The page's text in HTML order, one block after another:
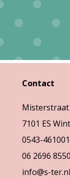
Contact
Misterstraat
7101 ES
0543-461001
06 2696 8550
info@s-ter.nl